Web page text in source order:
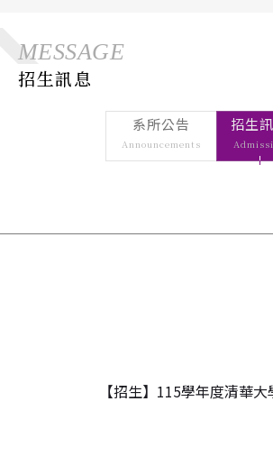
倫理
Space
倫理個
賽
ESG
MESSAGE
招生訊息
系所公告
Announcements
招生
【招生】115學年度清華